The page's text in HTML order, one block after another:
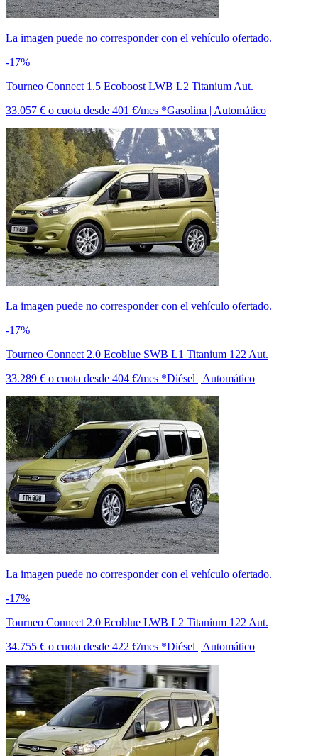
La imagen puede no corresponder con el vehículo ofertado.
-17%
Tourneo Connect 1.5 Ecoboost LWB L2 Titanium Aut.
33.057 € o cuota desde 401 €/mes *Gasolina | Automático
La imagen puede no corresponder con el vehículo ofertado.
-17%
Tourneo Connect 2.0 Ecoblue SWB L1 Titanium 122 Aut.
33.289 € o cuota desde 404 €/mes *Diésel | Automático
La imagen puede no corresponder con el vehículo ofertado.
-17%
Tourneo Connect 2.0 Ecoblue LWB L2 Titanium 122 Aut.
34.755 € o cuota desde 422 €/mes *Diésel | Automático